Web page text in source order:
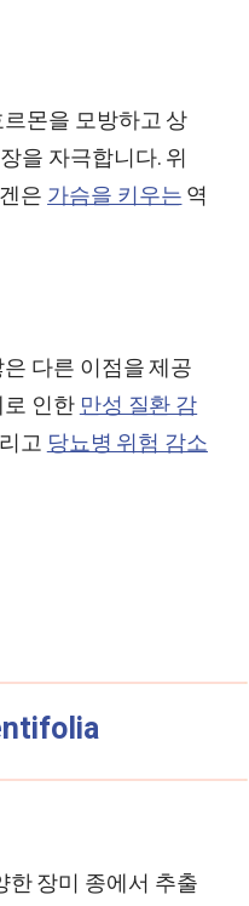
몬을 모방하고 상
을 자극합니다. 위
은 가슴을 키우는 역
다른 이점을 제공
로 인한 만성 질환 감
고 당뇨병 위험 감소
장미 종에서 추출